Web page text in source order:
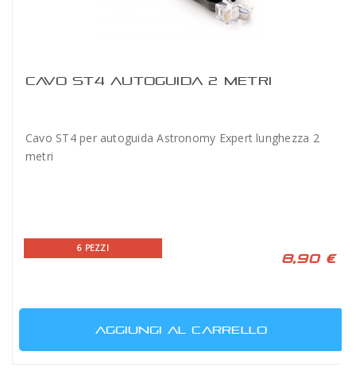
CAVO ST4 AUTOGUIDA 2 METRI
Cavo ST4 per autoguida Astronomy Expert lunghezza 2
metri
6 PEZZI
8,90 €
AGGIUNGI AL CARRELLO